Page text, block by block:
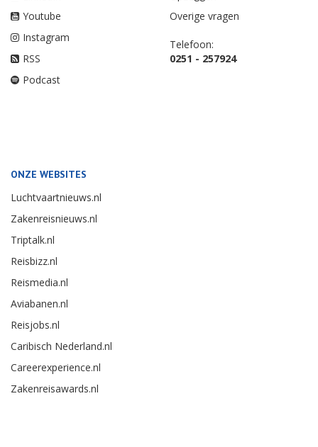
Youtube
Instagram
RSS
Podcast
Overige vragen
Telefoon:
0251 - 257924
ONZE WEBSITES
Luchtvaartnieuws.nl
Zakenreisnieuws.nl
Triptalk.nl
Reisbizz.nl
Reismedia.nl
Aviabanen.nl
Reisjobs.nl
Caribisch Nederland.nl
Careerexperience.nl
Zakenreisawards.nl